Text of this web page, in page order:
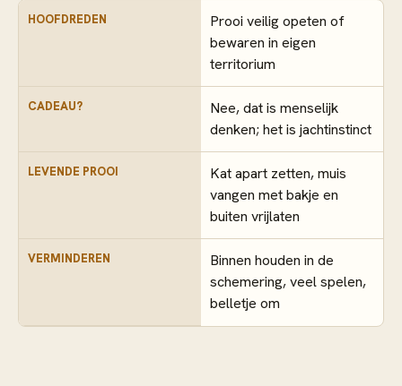
HOOFDREDEN
Prooi veilig opeten of
bewaren in eigen
territorium
CADEAU?
Nee, dat is menselijk
denken; het is jachtinstinct
LEVENDE PROOI
Kat apart zetten, muis
vangen met bakje en
buiten vrijlaten
VERMINDEREN
Binnen houden in de
schemering, veel spelen,
belletje om